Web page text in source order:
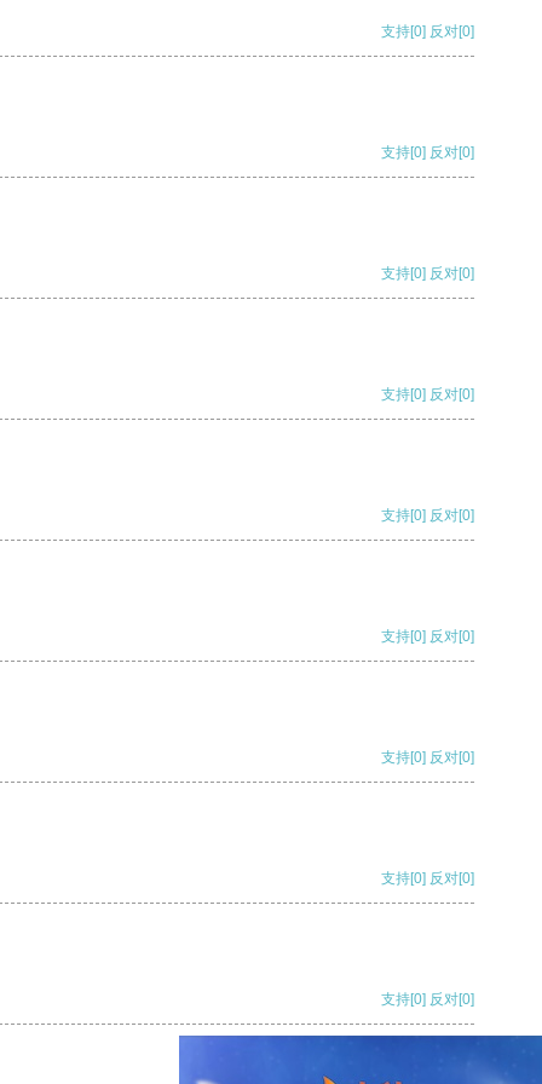
支持[0] 反对[0]
支持[0] 反对[0]
支持[0] 反对[0]
支持[0] 反对[0]
支持[0] 反对[0]
支持[0] 反对[0]
支持[0] 反对[0]
支持[0] 反对[0]
支持[0] 反对[0]